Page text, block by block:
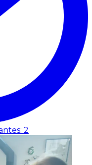
2